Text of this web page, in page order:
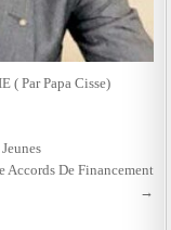
( Par Papa Cisse)
Accords De Financement
→